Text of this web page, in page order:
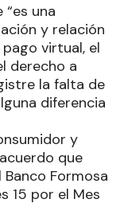
una
y relación
virtual, el
derecho a
la falta de
diferencia
y
que
Formosa
15 por el Mes